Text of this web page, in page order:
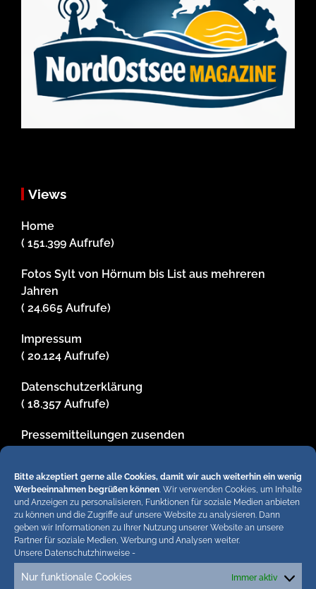
Bitte akzeptiert gerne alle Cookies, damit wir auch weiterhin ein wenig
Werbeeinnahmen begrüßen können. Wir verwenden Cookies, um Inhalte
und Anzeigen zu personalisieren, Funktionen für soziale Medien anbieten
zu können und die Zugriffe auf unsere Website zu analysieren. Dann
geben wir Informationen zu Ihrer Nutzung unserer Website an unsere
Partner für soziale Medien, Werbung und Analysen weiter.
Unsere Datenschutzhinweise -
Nur funktionale Cookies Immer aktiv
Views
Home
( 151.399 Aufrufe)
Fotos Sylt von Hörnum bis List aus mehreren
Jahren
( 24.665 Aufrufe)
Impressum
( 20.124 Aufrufe)
Datenschutzerklärung
( 18.357 Aufrufe)
Pressemitteilungen zusenden
Fotos und Zeichnungen von Achim Schier
( 13.428 Aufrufe)
Hiermit untersagen wir strengstens die komplette
Einbindung von Artikeln unserer Blogs in anderen